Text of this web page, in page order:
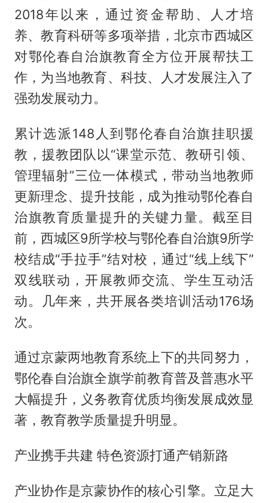
2018年以来，通过资金帮助、人才培
养、教育科研等多项举措，北京市西城区
对鄂伦春自治旗教育全方位开展帮扶工
作，为当地教育、科技、人才发展注入了
强劲发展动力。
累计选派148人到鄂伦春自治旗挂职援
教，援教团队以“课堂示范、教研引领、
管理辐射”三位一体模式，带动当地教师
更新理念、提升技能，成为推动鄂伦春自
治旗教育质量提升的关键力量。截至目
前，西城区9所学校与鄂伦春自治旗9所学
校结成“手拉手”结对校，通过“线上线下”
双线联动，开展教师交流、学生互动活
动。几年来，共开展各类培训活动176场
次。
通过京蒙两地教育系统上下的共同努力，
鄂伦春自治旗全旗学前教育普及普惠水平
大幅提升，义务教育优质均衡发展成效显
著，教育教学质量提升明显。
产业携手共建 特色资源打通产销新路
产业协作是京蒙协作的核心引擎。立足大